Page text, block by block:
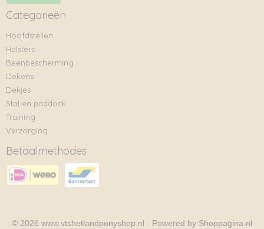
Categorieën
Hoofdstellen
Halsters
Beenbescherming
Dekens
Dekjes
Stal en paddock
Training
Verzorging
Betaalmethodes
© 2026 www.vtshetlandponyshop.nl - Powered by Shoppagina.nl